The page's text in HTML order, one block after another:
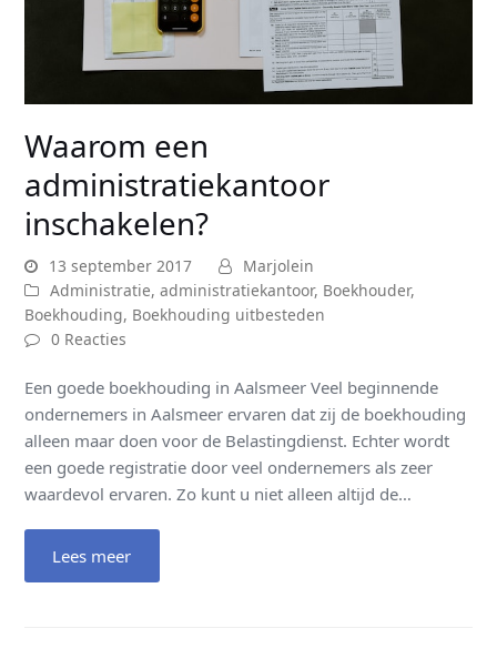
Waarom een
administratiekantoor
inschakelen?
13 september 2017
Marjolein
Administratie,administratiekantoor, Boekhouder,
Boekhouding, Boekhouding uitbesteden
0 Reacties
Een goede boekhouding in Aalsmeer Veel beginnende
ondernemers in Aalsmeer ervaren dat zij de boekhouding
alleen maar doen voor de Belastingdienst. Echter wordt
een goede registratie door veel ondernemers als zeer
waardevol ervaren. Zo kunt u niet alleen altijd de…
Lees meer